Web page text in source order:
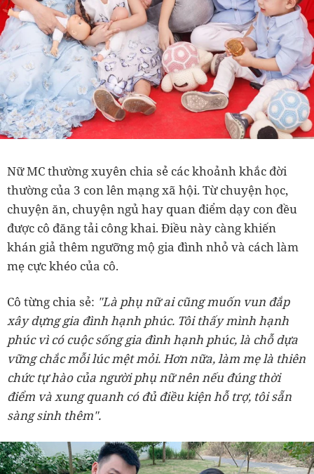
Nữ MC thường xuyên chia sẻ các khoảnh khắc đời
thường của 3 con lên mạng xã hội. Từ chuyện học,
chuyện ăn, chuyện ngủ hay quan điểm dạy con đều
được cô đăng tải công khai. Điều này càng khiến
khán giả thêm ngưỡng mộ gia đình nhỏ và cách làm
mẹ cực khéo của cô.
Cô từng chia sẻ: "Là phụ nữ ai cũng muốn vun đắp
xây dựng gia đình hạnh phúc. Tôi thấy mình hạnh
phúc vì có cuộc sống gia đình hạnh phúc, là chỗ dựa
vững chắc mỗi lúc mệt mỏi. Hơn nữa, làm mẹ là thiên
chức tự hào của người phụ nữ nên nếu đúng thời
điểm và xung quanh có đủ điều kiện hỗ trợ, tôi sẵn
sàng sinh thêm".